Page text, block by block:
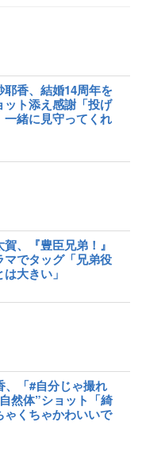
香、結婚14周年を
ト添え感謝「投げ
一緒に見守ってくれ
、『豊臣兄弟！』
でタッグ「兄弟役
大きい」
、「#自分じゃ撮れ
然体”ショット「綺
ゃくちゃかわいいで